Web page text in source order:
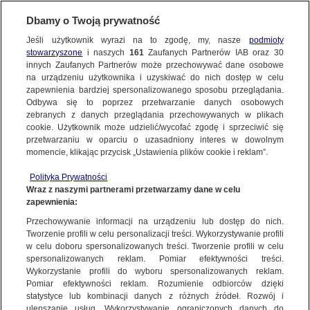
KONTAKT24
Wyślij Materiał
WYŚLIJ MATERIAŁ
NAJNOWSZE
GORĄCE TEMATY
WIĘCEJ
KANAŁY
Dzień dobry!
Jedno konto do wszystkich usług
KONTAKT24 | NAJNOWSZE
Czarne pszczoły w moim ogrodzie, Bystrzyca (Lubelskie)
Dbamy o Twoją prywatność
Jeśli użytkownik wyrazi na to zgodę, my, nasze podmioty
stowarzyszone i naszych 161Zaufanych Partnerów IAB oraz 30
innych Zaufanych Partnerów może przechowywać dane osobowe
na urządzeniu użytkownika i uzyskiwać do nich dostęp w celu
zapewnienia bardziej spersonalizowanego sposobu przeglądania.
Odbywa się to poprzez przetwarzanie danych osobowych
zebranych z danych przeglądania przechowywanych w plikach
cookie. Użytkownik może udzielić/wycofać zgodę i sprzeciwić się
przetwarzaniu w oparciu o uzasadniony interes w dowolnym
momencie, klikając przycisk „Ustawienia plików cookie i reklam”.
Polityka Prywatności
Wraz z naszymi partnerami przetwarzamy dane w celu
zapewnienia:
Przechowywanie informacji na urządzeniu lub dostęp do nich.
Tworzenie profili w celu personalizacji treści. Wykorzystywanie profili
w celu doboru spersonalizowanych treści. Tworzenie profili w celu
spersonalizowanych reklam. Pomiar efektywności treści.
Wykorzystanie profili do wyboru spersonalizowanych reklam.
Pomiar efektywności reklam. Rozumienie odbiorców dzięki
statystyce lub kombinacji danych z różnych źródeł. Rozwój i